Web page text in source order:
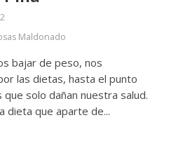
Maldonado
bajar de peso, nos
las dietas, hasta el punto
que solo dañan nuestra salud.
dieta que aparte de...